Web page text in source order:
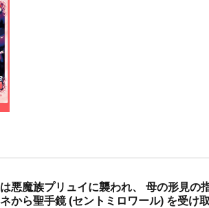
悪魔族プリュイに襲われ、 母の形見の
から聖手鏡 (セントミロワール) を受け